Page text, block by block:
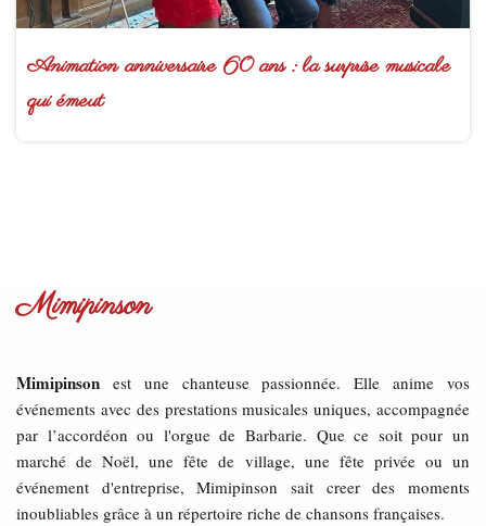
Animation anniversaire 60 ans : la surprise musicale
qui émeut
Mimipinson
Mimipinson est une chanteuse passionnée. Elle anime vos
événements avec des prestations musicales uniques, accompagnée
par l’accordéon ou l'orgue de Barbarie. Que ce soit pour un
marché de Noël, une fête de village, une fête privée ou un
événement d'entreprise, Mimipinson sait creer des moments
inoubliables grâce à un répertoire riche de chansons françaises.